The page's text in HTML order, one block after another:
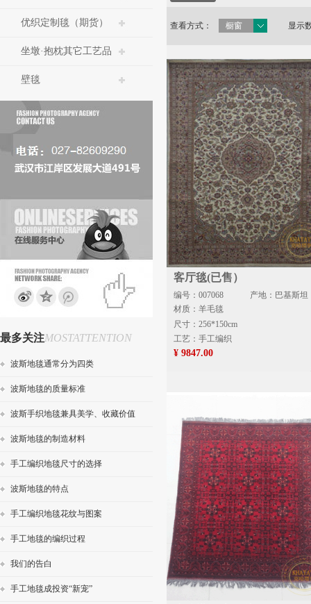
优织定制毯（期货）
坐墩·抱枕其它工艺品
壁毯
最多关注MOSTATTENTION
波斯地毯通常分为四类
波斯地毯的质量标准
波斯手织地毯兼具美学、收藏价值
波斯地毯的制造材料
手工编织地毯尺寸的选择
波斯地毯的特点
手工编织地毯花纹与图案
手工地毯的编织过程
我们的告白
手工地毯成投资“新宠”
查看方式： 橱窗 显示
客厅毯(已售）
编号：007068
产地：巴基斯坦
材质：羊毛毯
尺寸：256*150cm
工艺：手工编织
¥ 9847.00